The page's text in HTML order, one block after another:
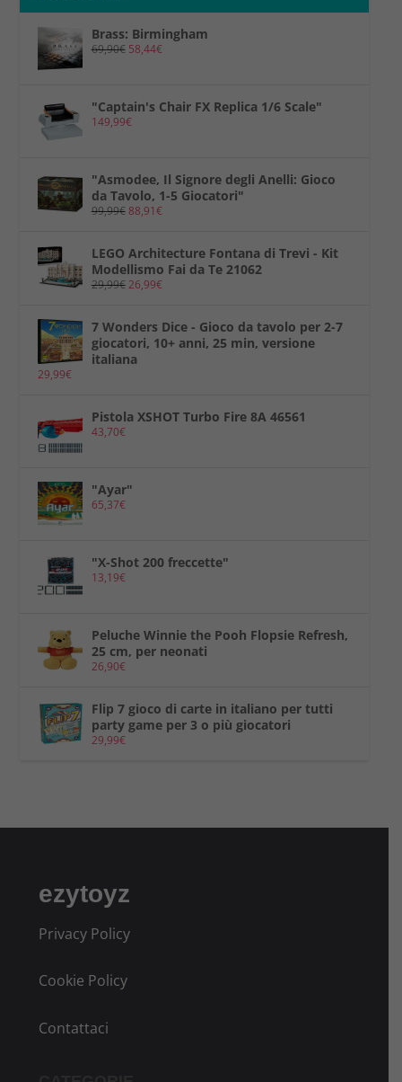
Brass: Birmingham
69,90€ 58,44€
"Captain's Chair FX Replica 1/6 Scale"
149,99€
"Asmodee, Il Signore degli Anelli: Gioco
da Tavolo, 1-5 Giocatori"
99,99€88,91€
LEGO Architecture Fontana di Trevi - Kit
Modellismo Fai da Te 21062
29,99€26,99€
7 Wonders Dice - Gioco da tavolo per 2-7
giocatori, 10+ anni, 25 min, versione
italiana
29,99€
Pistola XSHOT Turbo Fire 8A 46561
43,70€
"Ayar"
65,37€
"X-Shot 200 freccette"
13,19€
Peluche Winnie the Pooh Flopsie Refresh,
25 cm, per neonati
26,90€
Flip 7 gioco di carte in italiano per tutti
party game per 3 o più giocatori
29,99€
ezytoyz
Privacy Policy
Cookie Policy
Contattaci